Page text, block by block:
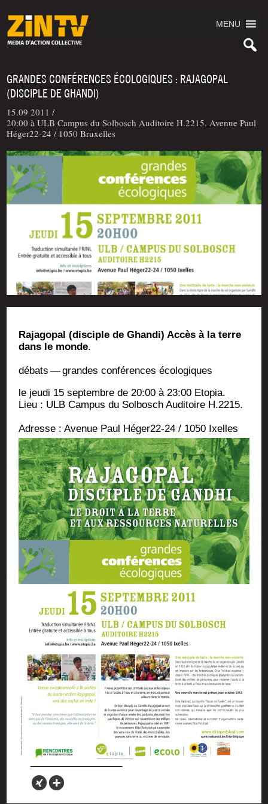
MENU
GRANDES CONFÉRENCES ÉCOLOGIQUES : RAJAGOPAL
(DISCIPLE DE GHANDI)
15.09 2011 /
20:00 à ULB Campus du Solbosch Auditoire H.2215. Avenue Paul
Héger22-24 / 1050 Bruxelles
Raja­go­pal (dis­ciple de Ghan­di) Accès à la terre
dans le monde.
débats — grandes confé­rences écologiques
le jeu­di 15 sep­tembre de 20:00 à 23:00 Eto­pia.
Lieu : ULB Cam­pus du Sol­bosch Audi­toire H.2215.
Adresse : Ave­nue Paul Héger22-24 / 1050 Ixelles